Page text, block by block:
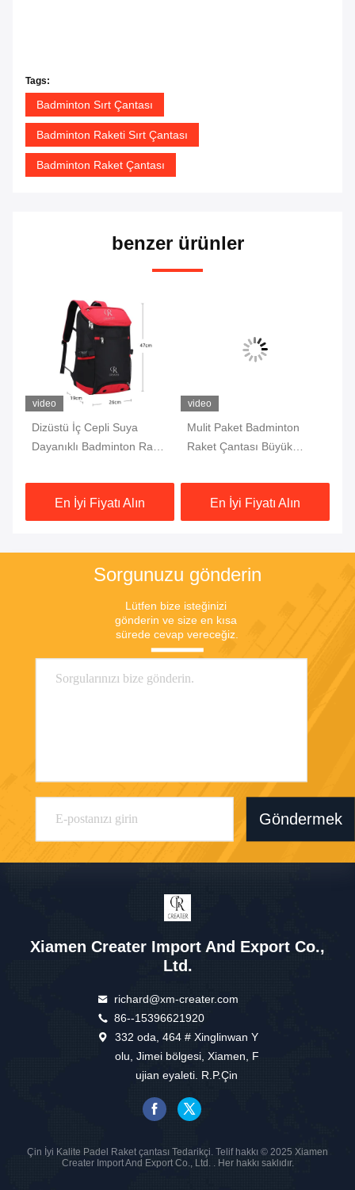
Tags:
Badminton Sırt Çantası
Badminton Raketi Sırt Çantası
Badminton Raket Çantası
benzer ürünler
video
Dizüstü İç Cepli Suya
Dayanıklı Badminton Raket
En İyi Fiyatı Alın
video
Mulit Paket Badminton
Raket Çantası Büyük
mavi
En İyi Fiyatı Alın
Sorgunuzu gönderin
Lütfen bize isteğinizi
gönderin ve size en kısa
sürede cevap vereceğiz.
Göndermek
Xiamen Creater Import And Export Co.,
Ltd.
richard@xm-creater.com
86--15396621920
332 oda, 464 # Xinglinwan Y
olu, Jimei bölgesi, Xiamen, F
ujian eyaleti. R.P.Çin
Çin İyi Kalite Padel Raket çantası Tedarikçi. Telif hakkı © 2025 Xiamen
Creater Import And Export Co., Ltd. . Her hakkı saklıdır.